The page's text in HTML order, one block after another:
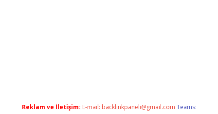
Reklam ve İletişim: E-mail: backlinkpaneli@gmail.com Teams: